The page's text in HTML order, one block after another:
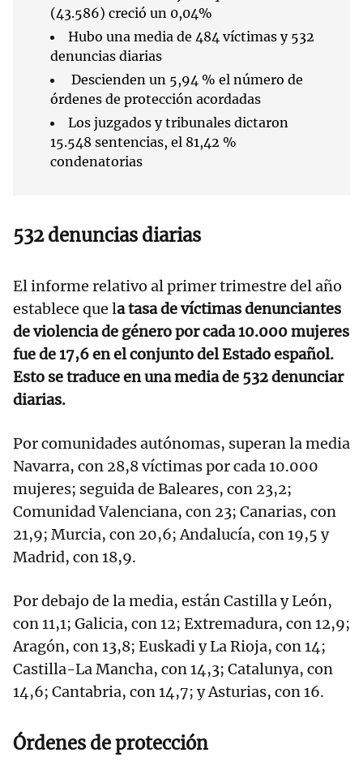
(43.586) creció un 0,04%
Hubo una media de 484 víctimas y 532
denuncias diarias
Descienden un 5,94 % el número de
órdenes de protección acordadas
Los juzgados y tribunales dictaron
15.548 sentencias, el 81,42 %
condenatorias
532 denuncias diarias
El informe relativo al primer trimestre del año
establece que la tasa de víctimas denunciantes
de violencia de género por cada 10.000 mujeres
fue de 17,6 en el conjunto del Estado español.
Esto se traduce en una media de 532 denunciar
diarias.
Por comunidades autónomas, superan la media
Navarra, con 28,8 víctimas por cada 10.000
mujeres; seguida de Baleares, con 23,2;
Comunidad Valenciana, con 23; Canarias, con
21,9; Murcia, con 20,6; Andalucía, con 19,5 y
Madrid, con 18,9.
Por debajo de la media, están Castilla y León,
con 11,1; Galicia, con 12; Extremadura, con 12,9;
Aragón, con 13,8; Euskadi y La Rioja, con 14;
Castilla-La Mancha, con 14,3; Catalunya, con
14,6; Cantabria, con 14,7; y Asturias, con 16.
Órdenes de protección